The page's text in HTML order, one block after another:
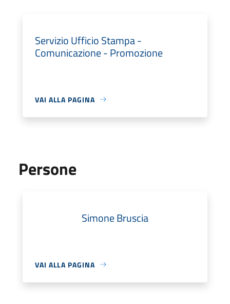
Servizio Ufficio Stampa -
Comunicazione - Promozione
VAI ALLA PAGINA
Persone
Simone Bruscia
VAI ALLA PAGINA